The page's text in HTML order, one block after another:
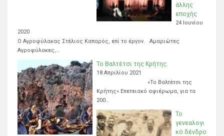
άλλης
εποχής
24 Ιουνίου
2020
Ο Αγροφύλακας Στέλιος Καπαρός, επί το έργον. Αμαριώτες
Αγροφύλακες,…
Το Βαλτέτσι της Κρήτης.
18 Απριλίου 2021
«Το Βαλτέτσι της
Κρήτης» Επετειακό αφιέρωμα, για τα
200…
Το
γενεαλογι
κό δένδρο